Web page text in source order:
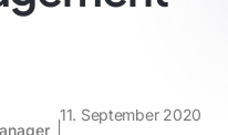
11. September 2020